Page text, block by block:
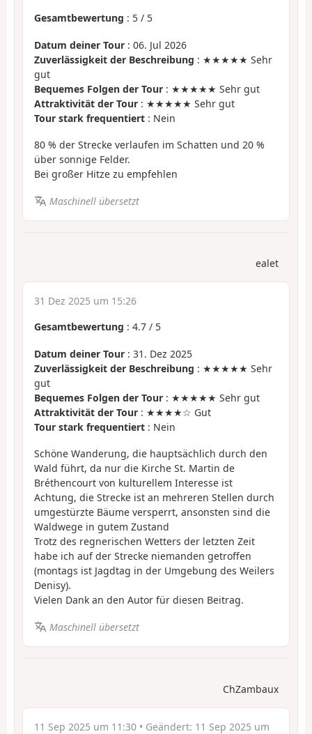
Gesamtbewertung : 5 / 5
Datum deiner Tour : 06. Jul 2026
Zuverlässigkeit der Beschreibung : ★★★★★ Sehr
gut
Bequemes Folgen der Tour : ★★★★★ Sehr gut
Attraktivität der Tour : ★★★★★ Sehr gut
Tour stark frequentiert : Nein
80 % der Strecke verlaufen im Schatten und 20 %
über sonnige Felder.
Bei großer Hitze zu empfehlen
Maschinell übersetzt
ealet
31 Dez 2025 um 15:26
Gesamtbewertung : 4.7 / 5
Datum deiner Tour : 31. Dez 2025
Zuverlässigkeit der Beschreibung : ★★★★★ Sehr
gut
Bequemes Folgen der Tour : ★★★★★ Sehr gut
Attraktivität der Tour : ★★★★☆ Gut
Tour stark frequentiert : Nein
Schöne Wanderung, die hauptsächlich durch den
Wald führt, da nur die Kirche St. Martin de
Bréthencourt von kulturellem Interesse ist
Achtung, die Strecke ist an mehreren Stellen durch
umgestürzte Bäume versperrt, ansonsten sind die
Waldwege in gutem Zustand
Trotz des regnerischen Wetters der letzten Zeit
habe ich auf der Strecke niemanden getroffen
(montags ist Jagdtag in der Umgebung des Weilers
Denisy).
Vielen Dank an den Autor für diesen Beitrag.
Maschinell übersetzt
ChZambaux
11 Sep 2025 um 11:30 • Geändert: 11 Sep 2025 um